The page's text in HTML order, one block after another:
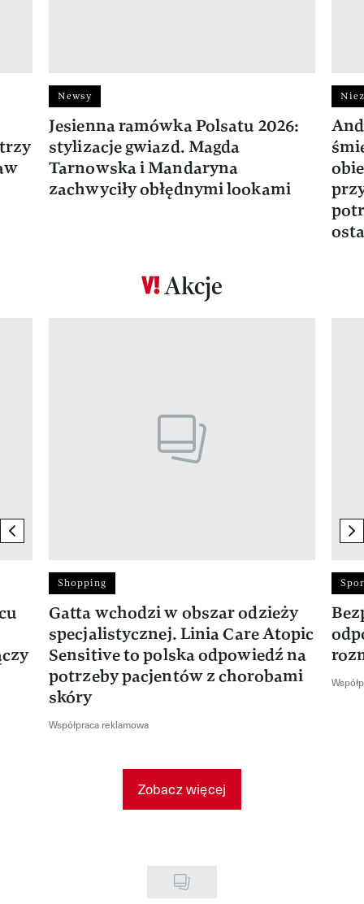
Newsy
Jesienna ramówka Polsatu 2026:
stylizacje gwiazd. Magda
Tarnowska i Mandaryna
zachwyciły obłędnymi lookami
Akcje
previous element
Shopping
Gatta wchodzi w obszar odzieży
specjalistycznej. Linia Care Atopic
Sensitive to polska odpowiedź na
potrzeby pacjentów z chorobami
skóry
Współpraca reklamowa
Zobacz więcej